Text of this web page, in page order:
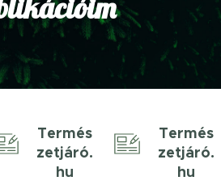
Termés
zetjáró.
hu
Termés
zetjáró.
hu